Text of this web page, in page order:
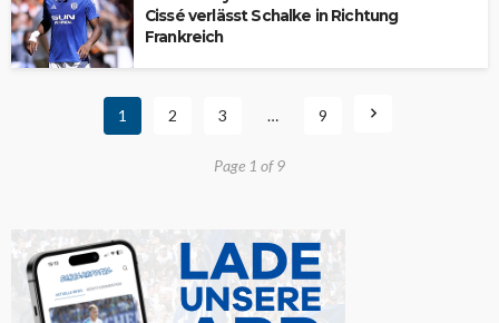
Cissé verlässt Schalke in Richtung
Frankreich
1 2 3 … 9
Page 1 of 9